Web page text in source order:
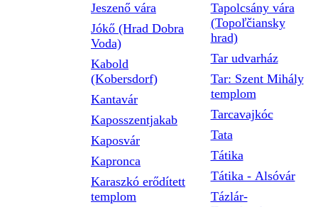
Jeszenő vára
Jókő (Hrad Dobra
Voda)
Kabold
(Kobersdorf)
Kantavár
Kaposszentjakab
Kaposvár
Kapronca
Karaszkó erődített
templom
Tapolcsány vára
(Topoľčiansky
hrad)
Tar udvarház
Tar: Szent Mihály
templom
Tarcavajkóc
Tata
Tátika
Tátika - Alsóvár
Tázlár-